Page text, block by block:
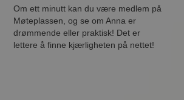
Om ett minutt kan du være medlem på
Møteplassen, og se om Anna er
drømmende eller praktisk! Det er
lettere å finne kjærligheten på nettet!